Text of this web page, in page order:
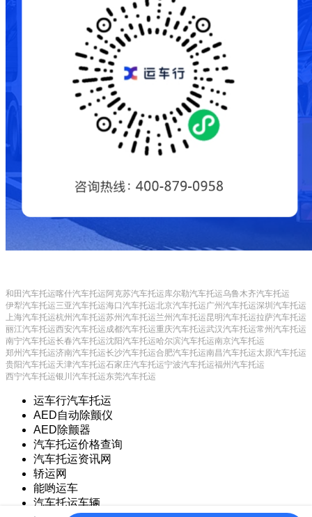
和田汽车托运喀什汽车托运阿克苏汽车托运库尔勒汽车托运乌鲁木齐汽车托运
伊犁汽车托运三亚汽车托运海口汽车托运北京汽车托运广州汽车托运深圳汽车托运
上海汽车托运杭州汽车托运苏州汽车托运兰州汽车托运昆明汽车托运拉萨汽车托运
丽江汽车托运西安汽车托运成都汽车托运重庆汽车托运武汉汽车托运常州汽车托运
南宁汽车托运长春汽车托运沈阳汽车托运哈尔滨汽车托运南京汽车托运
郑州汽车托运济南汽车托运长沙汽车托运合肥汽车托运南昌汽车托运太原汽车托运
贵阳汽车托运天津汽车托运石家庄汽车托运宁波汽车托运福州汽车托运
西宁汽车托运银川汽车托运东莞汽车托运
运车行汽车托运
AED自动除颤仪
AED除颤器
汽车托运价格查询
汽车托运资讯网
轿运网
能哟运车
汽车托运车辆